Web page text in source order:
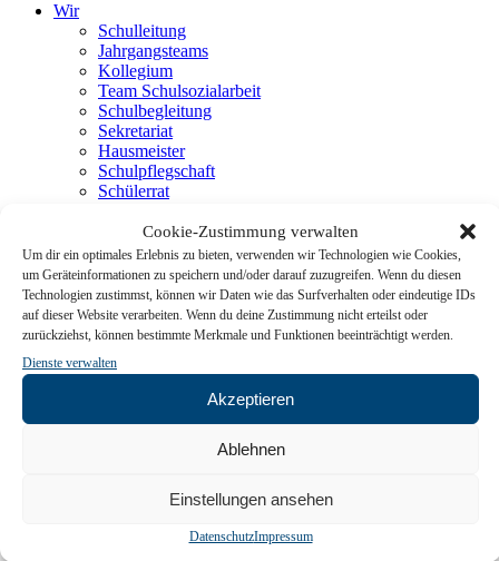
Cookie-Zustimmung verwalten
Um dir ein optimales Erlebnis zu bieten, verwenden wir Technologien wie Cookies,
um Geräteinformationen zu speichern und/oder darauf zuzugreifen. Wenn du diesen
Technologien zustimmst, können wir Daten wie das Surfverhalten oder eindeutige IDs
auf dieser Website verarbeiten. Wenn du deine Zustimmung nicht erteilst oder
zurückziehst, können bestimmte Merkmale und Funktionen beeinträchtigt werden.
Dienste verwalten
Akzeptieren
Ablehnen
Einstellungen ansehen
DatenschutzImpressum
Wir
Schulleitung
Jahrgangsteams
Kollegium
Team Schulsozialarbeit
Schulbegleitung
Sekretariat
Hausmeister
Schulpflegschaft
Schülerrat
Mensaverein
Unterricht
Musterstundenplan
Lernen an der Gesamtschule
Lernzeit
Logbuch
Wahlpflichtfach ab Jg. 7
Wahlbereich ab Jg. 9
Begabtenförderung
Demokratie leben
Soziales Lernen